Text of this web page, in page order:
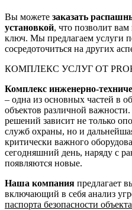
Вы можете заказать
установкой, что позволит
ключ. Мы предлагаем услуги
сосредоточиться на других
КОМПЛЕКС УСЛУГ ОТ
Комплекс инженерно-
– одна из основных частей в
объектов различной
решений зависит не только
служб охраны, но и
критически важного
сегодняшний день, наряду с
появляются новые.
Наша компания предлагает
включающий в себя анализ
паспорта безопасности